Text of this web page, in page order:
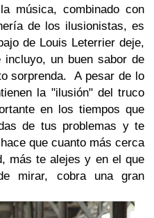
música, combinado con
de los ilusionistas, es
de Louis Leterrier deje,
un buen sabor de
sorprenda. A pesar de lo
la "ilusión" del truco
en los tiempos que
de tus problemas y te
que cuanto más cerca
más te alejes y en el que
mirar, cobra una gran